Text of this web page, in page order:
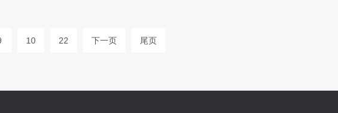
10 22 下一页 尾页